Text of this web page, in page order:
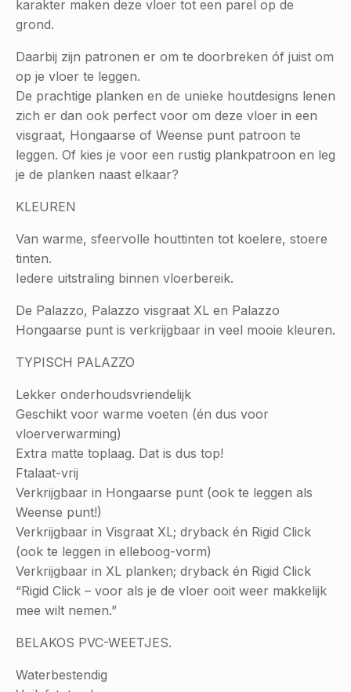
karakter maken deze vloer tot een parel op de
grond.
Daarbij zijn patronen er om te doorbreken óf juist om
op je vloer te leggen.
De prachtige planken en de unieke houtdesigns lenen
zich er dan ook perfect voor om deze vloer in een
visgraat, Hongaarse of Weense punt patroon te
leggen. Of kies je voor een rustig plankpatroon en leg
je de planken naast elkaar?
KLEUREN
Van warme, sfeervolle houttinten tot koelere, stoere
tinten.
Iedere uitstraling binnen vloerbereik.
De Palazzo, Palazzo visgraat XL en Palazzo
Hongaarse punt is verkrijgbaar in veel mooie kleuren.
TYPISCH PALAZZO
Lekker onderhoudsvriendelijk
Geschikt voor warme voeten (én dus voor
vloerverwarming)
Extra matte toplaag. Dat is dus top!
Ftalaat-vrij
Verkrijgbaar in Hongaarse punt (ook te leggen als
Weense punt!)
Verkrijgbaar in Visgraat XL; dryback én Rigid Click
(ook te leggen in elleboog-vorm)
Verkrijgbaar in XL planken; dryback én Rigid Click
“Rigid Click – voor als je de vloer ooit weer makkelijk
mee wilt nemen.”
BELAKOS PVC-WEETJES.
Waterbestendig